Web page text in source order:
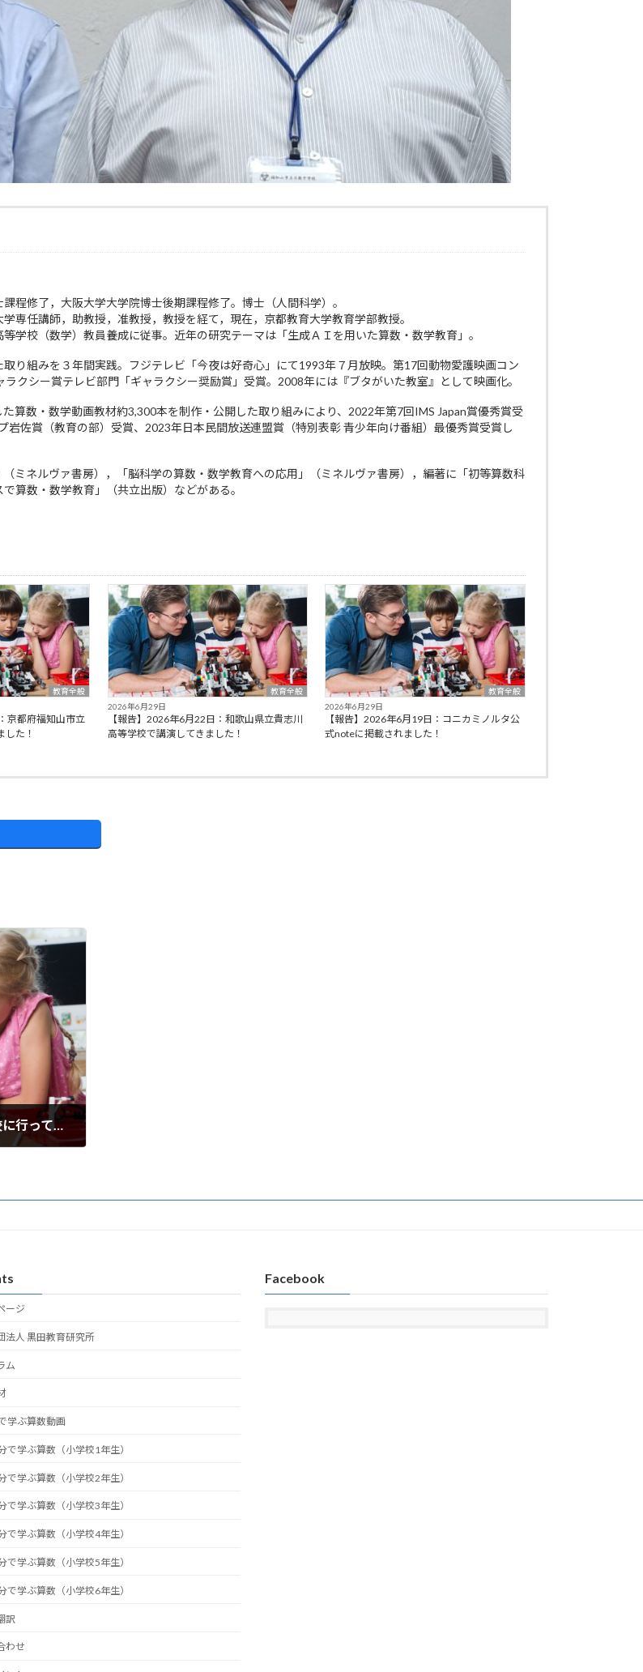
程修了，大阪大学大学院博士後期課程修了。博士（人間科学）。
専任講師，助教授，准教授，教授を経て，現在，京都教育大学教育学部教授。
学校（数学）教員養成に従事。近年の研究テーマは「生成ＡＩを用いた算数・数学教育」。
り組みを３年間実践。フジテレビ「今夜は好奇心」にて1993年７月放映。第17回動物愛護映画コン
クシー賞テレビ部門「ギャラクシー奨励賞」受賞。2008年には『ブタがいた教室』として映画化。
算数・数学動画教材約3,300本を制作・公開した取り組みにより、2022年第7回IMS Japan賞優秀賞受
岩佐賞（教育の部）受賞、2023年日本民間放送連盟賞（特別表彰 青少年向け番組）最優秀賞受賞し
ミネルヴァ書房），「脳科学の算数・数学教育への応用」（ミネルヴァ書房），編著に「初等算数科
算数・数学教育」（共立出版）などがある。
教育全般
京都府福知山市立
した！
教育全般
2026年6月29日
【報告】2026年6月22日：和歌山県立貴志川
高等学校で講演してきました！
教育全般
2026年6月29日
【報告】2026年6月19日：コニカミノルタ公
式noteに掲載されました！
【報告】2026年6月24日：京都府福知山市立上豊富小学校に行ってきました！
ージ
法人 黒田教育研究所
ム
学ぶ算数動画
で学ぶ算数（小学校1年生）
で学ぶ算数（小学校2年生）
で学ぶ算数（小学校3年生）
で学ぶ算数（小学校4年生）
で学ぶ算数（小学校5年生）
で学ぶ算数（小学校6年生）
訳
わせ
Facebook